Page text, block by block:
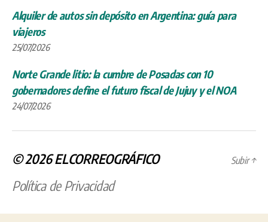
Alquiler de autos sin depósito en Argentina: guía para
viajeros
25/07/2026
Norte Grande litio: la cumbre de Posadas con 10
gobernadores define el futuro fiscal de Jujuy y el NOA
24/07/2026
© 2026ELCORREOGRÁFICO
Política de Privacidad
Subir↑